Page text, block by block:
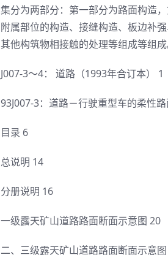
集分为两部分：第一部分为路面构造
附属部位的构造、接缝构造、板边补
其他构筑物相接触的处理等组成等组
J007-3～4： 道路（1993年合订本） 1
93J007-3：道路－行驶重型车的柔性
目录 6
总说明 14
分册说明 16
一级露天矿山道路路面断面示意图 20
二、三级露天矿山道路路面断面示意图